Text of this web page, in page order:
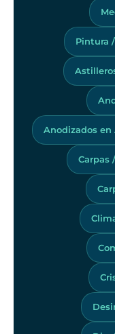
Pintura
Anodizados en
Carpas